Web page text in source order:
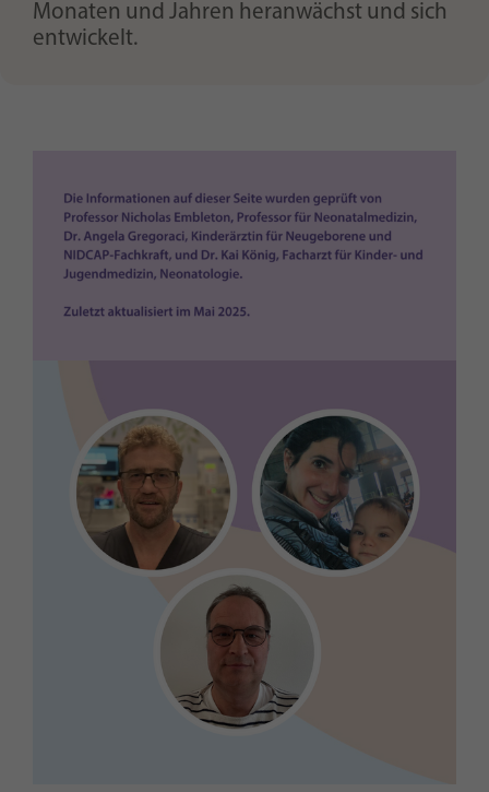
Monaten und Jahren heranwächst und sich
entwickelt.